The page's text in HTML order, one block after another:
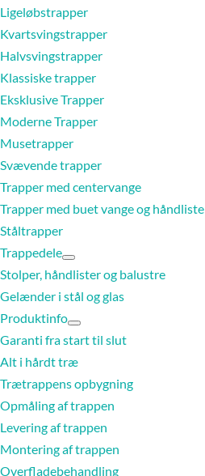
Ligeløbstrapper
Kvartsvingstrapper
Halvsvingstrapper
Klassiske trapper
Eksklusive Trapper
Moderne Trapper
Musetrapper
Svævende trapper
Trapper med centervange
Trapper med buet vange og håndliste
Ståltrapper
Trappedele
Stolper, håndlister og balustre
Gelænder i stål og glas
Produktinfo
Garanti fra start til slut
Alt i hårdt træ
Trætrappens opbygning
Opmåling af trappen
Levering af trappen
Montering af trappen
Overfladebehandling